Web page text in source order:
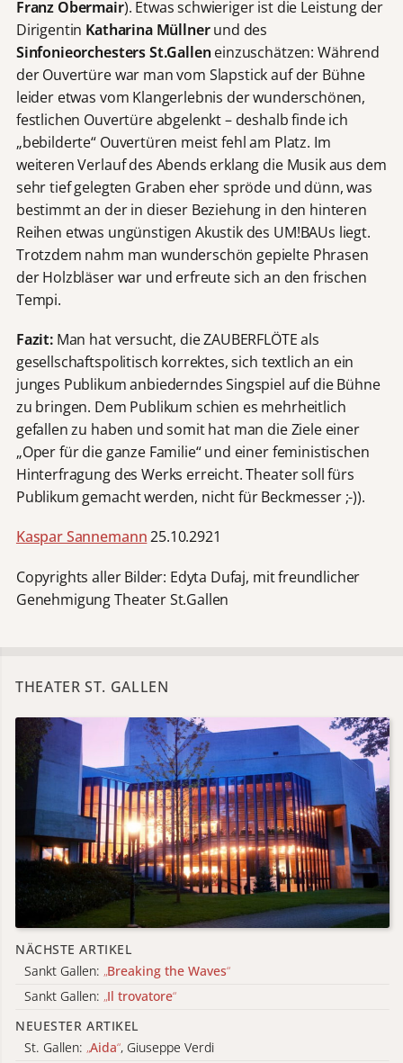
Franz Obermair). Etwas schwieriger ist die Leistung der
Dirigentin Katharina Müllnerund des
Sinfonieorchesters St.Galleneinzuschätzen: Während
der Ouvertüre war man vom Slapstick auf der Bühne
leider etwas vom Klangerlebnis der wunderschönen,
festlichen Ouvertüre abgelenkt – deshalb finde ich
„bebilderte“ Ouvertüren meist fehl am Platz. Im
weiteren Verlauf des Abends erklang die Musik aus dem
sehr tief gelegten Graben eher spröde und dünn, was
bestimmt an der in dieser Beziehung in den hinteren
Reihen etwas ungünstigen Akustik des UM!BAUs liegt.
Trotzdem nahm man wunderschön gepielte Phrasen
der Holzbläser war und erfreute sich an den frischen
Tempi.
Fazit:Man hat versucht, die ZAUBERFLÖTE als
gesellschaftspolitisch korrektes, sich textlich an ein
junges Publikum anbiederndes Singspiel auf die Bühne
zu bringen. Dem Publikum schien es mehrheitlich
gefallen zu haben und somit hat man die Ziele einer
„Oper für die ganze Familie“ und einer feministischen
Hinterfragung des Werks erreicht. Theater soll fürs
Publikum gemacht werden, nicht für Beckmesser ;-)).
Kaspar Sannemann25.10.2921
Copyrights aller Bilder: Edyta Dufaj, mit freundlicher
Genehmigung Theater St.Gallen
THEATER ST. GALLEN
NÄCHSTE ARTIKEL
Sankt Gallen: „Breaking the Waves“
Sankt Gallen: „Il trovatore“
NEUESTER ARTIKEL
St. Gallen: „Aida“, Giuseppe Verdi